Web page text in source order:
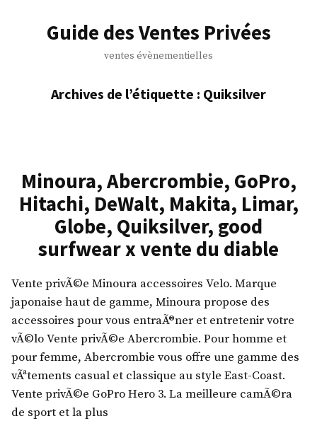
Guide des Ventes Privées
ventes évènementielles
Archives de l’étiquette : Quiksilver
Minoura, Abercrombie, GoPro,
Hitachi, DeWalt, Makita, Limar,
Globe, Quiksilver, good
surfwear x vente du diable
Vente privÃ©e Minoura accessoires Velo. Marque
japonaise haut de gamme, Minoura propose des
accessoires pour vous entraÃ®ner et entretenir votre
vÃ©lo Vente privÃ©e Abercrombie. Pour homme et
pour femme, Abercrombie vous offre une gamme des
vÃªtements casual et classique au style East-Coast.
Vente privÃ©e GoPro Hero 3. La meilleure camÃ©ra
de sport et la plus